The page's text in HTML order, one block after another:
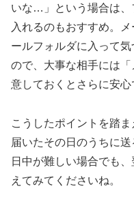
いな…」という場合は、
入れるのもおすすめ。
ールフォルダに入って
ので、大事な相手には
意しておくとさらに安心
こうしたポイントを踏
届いたその日のうちに
日中が難しい場合でも
えてみてくださいね。